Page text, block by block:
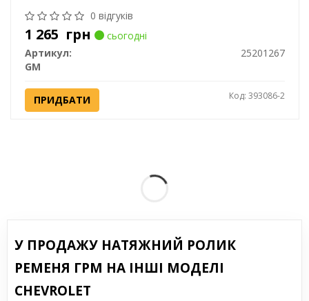
0 відгуків
1 265 грн
сьогодні
Артикул:
25201267
GM
ПРИДБАТИ Код: 393086-2
У ПРОДАЖУ НАТЯЖНИЙ РОЛИК
РЕМЕНЯ ГРМ НА ІНШІ МОДЕЛІ
CHEVROLET